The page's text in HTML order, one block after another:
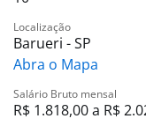
Localização
Barueri - SP
Abra o Mapa
Salário Bruto mensal
R$ 1.818,00 a R$